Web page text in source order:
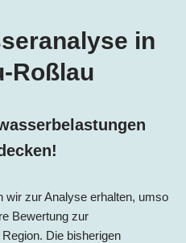
in
Roßlau
wir zur Analyse erhalten, umso
Bewertung zur
Die bisherigen